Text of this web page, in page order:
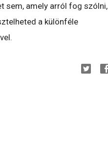
sem, amely arról fog szólni,
a különféle